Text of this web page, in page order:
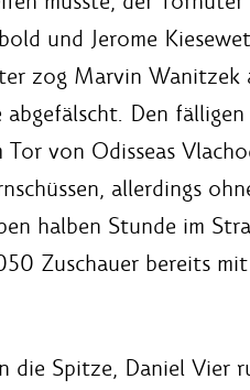
und Jerome
zog Marvin
Den
von Odisseas
allerdings
halben Stunde im
Zuschauer bereits
die Spitze, Daniel Vier